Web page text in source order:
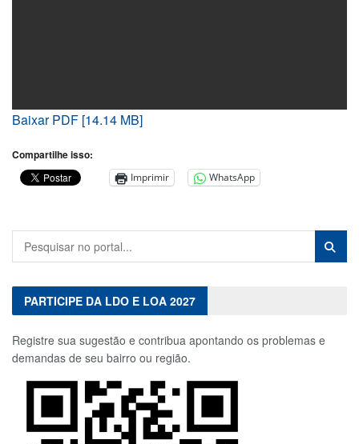
Baixar PDF [14.14 MB]
Compartilhe isso:
Imprimir WhatsApp
PARTICIPE DA LDO E LOA 2027
Registre sua sugestão e contribua apontando os problemas e
demandas de seu bairro ou região.